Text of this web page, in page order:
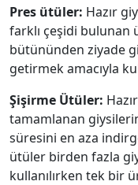
Pres ütüler: Hazır
farklı çeşidi bulunan
bütününden ziyade
getirmek amacıyla
Şişirme Ütüler:
tamamlanan
süresini en aza
ütüler birden fazla
kullanılırken tek bir